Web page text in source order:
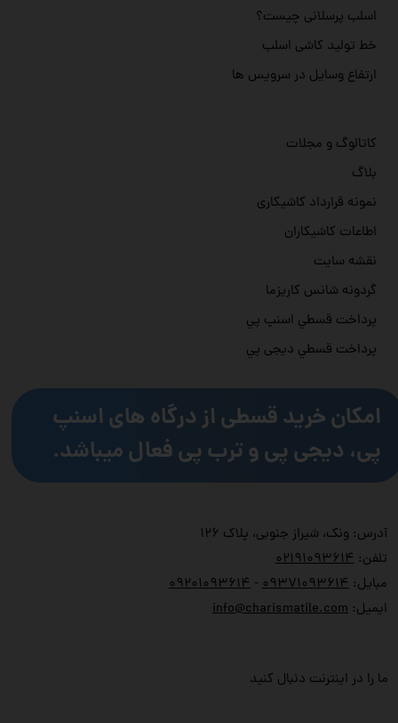
ما را در اینترنت دنبال کنید
آدرس: ونک، شیراز جنوبی، پلاک ۱۲۶
تلفن:
۰۲۱۹۱۰۹۳۶۱۴
مبایل:
۰۹۳۷۱۰۹۳۶۱۴ - ۰۹۲۰۱۰۹۳۶۱۴
ایمیل:info@charismatile.com
کاتالوگ و مجلات
بلاگ
نمونه قرارداد کاشیکاری
اطاعات کاشیکاران
نقشه سایت
گردونه شانس کاریزما
پرداخت قسطي اسنپ پي
پرداخت قسطي دیجی پي
اسلب پرسلانی چیست؟
خط تولید کاشی اسلب
ارتفاع وسایل در سرویس ها
امکان خرید قسطی از درگاه های اسنپ
پی، دیجی پی و ترب پی فعال میباشد.